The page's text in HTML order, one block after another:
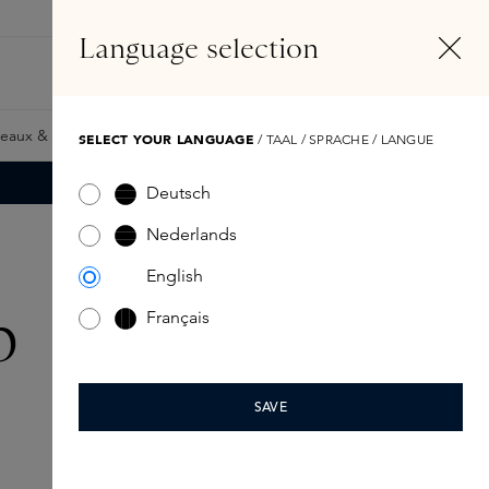
& Giftcards Samples Skins Exclusives Skins
Language selection
SELECT YOUR LANGUAGE / TAAL / SPRACHE / LANGUE
Deutsch
Nederlands
English
Français
SAVE